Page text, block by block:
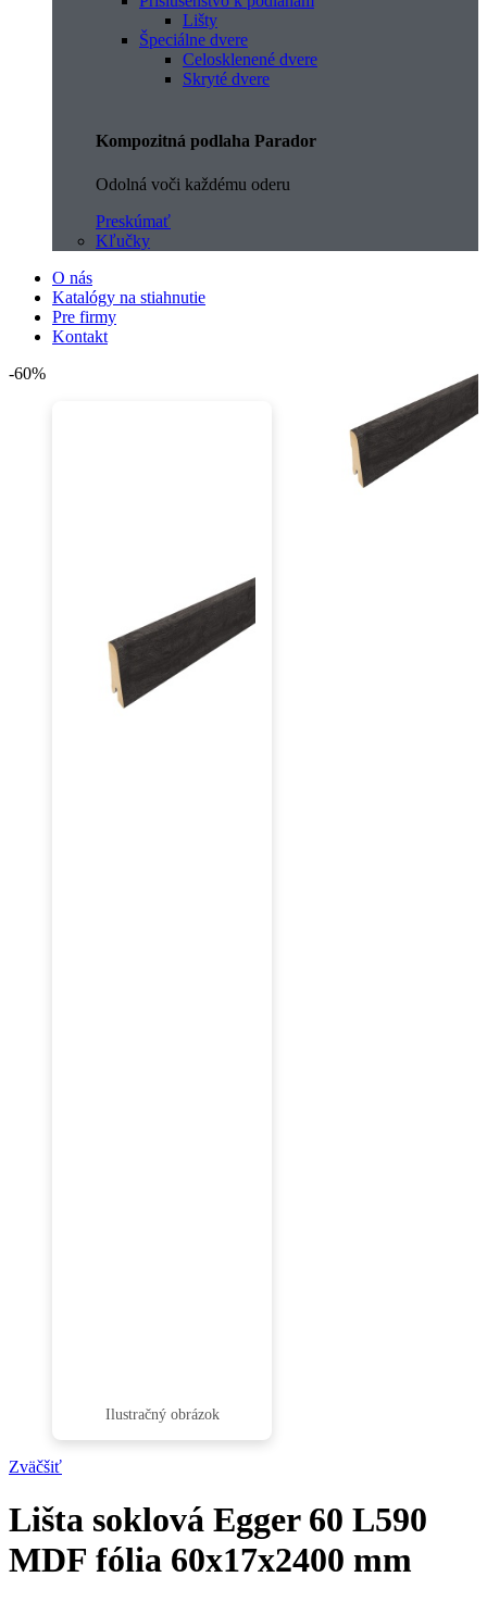
Lišty
Špeciálne dvere
Celosklenené dvere
Skryté dvere
Kompozitná podlaha Parador
Odolná voči každému oderu
Preskúmať
Kľučky
O nás
Katalógy na stiahnutie
Pre firmy
Kontakt
-60%
Zväčšiť
Lišta soklová Egger 60 L590
MDF fólia 60x17x2400 mm